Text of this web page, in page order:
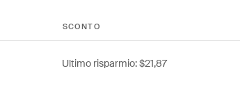
SCONTO
Ultimo risparmio: $21,87